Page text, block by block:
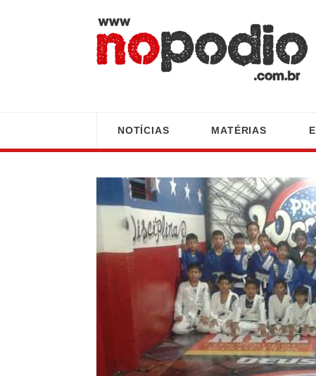
NOTÍCIAS MATÉRIAS